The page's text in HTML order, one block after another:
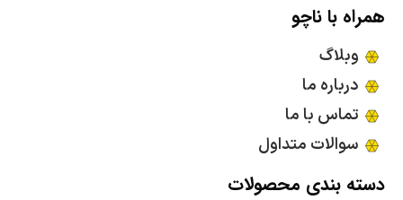
همراه با ناچو
وبلاگ
درباره ما
تماس با ما
سوالات متداول
دسته بندی محصولات